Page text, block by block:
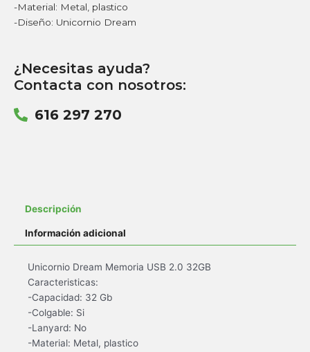
-Material: Metal, plastico
-Diseño: Unicornio Dream
¿Necesitas ayuda?
Contacta con nosotros:
616 297 270
Descripción
Información adicional
Unicornio Dream Memoria USB 2.0 32GB
Caracteristicas:
-Capacidad: 32 Gb
-Colgable: Si
-Lanyard: No
-Material: Metal, plastico